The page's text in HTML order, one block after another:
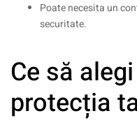
Poate necesita un
securitate.
Ce să
protecția